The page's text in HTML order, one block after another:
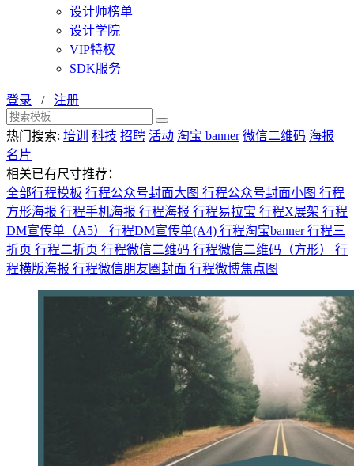
设计师榜单
设计学院
VIP特权
SDK服务
登录 / 注册
热门搜索: 培训 科技 招聘 活动 淘宝 banner 微信二维码 海报
名片
相关已有尺寸推荐：
全部行程模板 行程公众号封面大图 行程公众号封面小图 行程
方形海报 行程手机海报 行程海报 行程易拉宝 行程X展架 行程
DM宣传单（A5） 行程DM宣传单(A4) 行程淘宝banner行程三
折页 行程二折页 行程微信二维码 行程微信二维码（方形） 行
程横版海报 行程微信朋友圈封面 行程微博焦点图